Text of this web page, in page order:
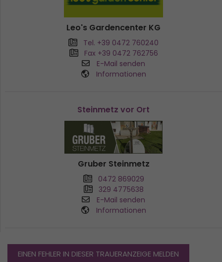
Leo's Gardencenter KG
Tel. +39 0472 760240
Fax +39 0472 762756
E-Mail senden
Informationen
Steinmetz vor Ort
Gruber Steinmetz
0472 869029
329 4775638
E-Mail senden
Informationen
EINEN FEHLER IN DIESER TRAUERANZEIGE MELDEN